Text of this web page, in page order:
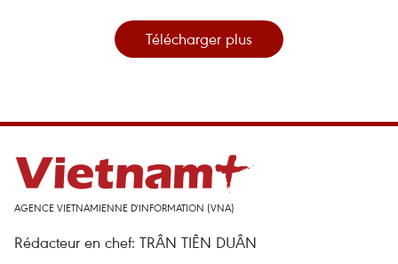
Télécharger plus
AGENCE VIETNAMIENNE D'INFORMATION (VNA)
Rédacteur en chef: TRÂN TIÊN DUÂN